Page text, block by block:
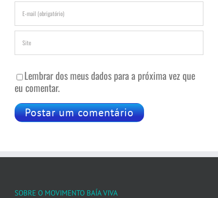
Lembrar dos meus dados para a próxima vez que
eu comentar.
SOBRE O MOVIMENTO BAÍA VIVA